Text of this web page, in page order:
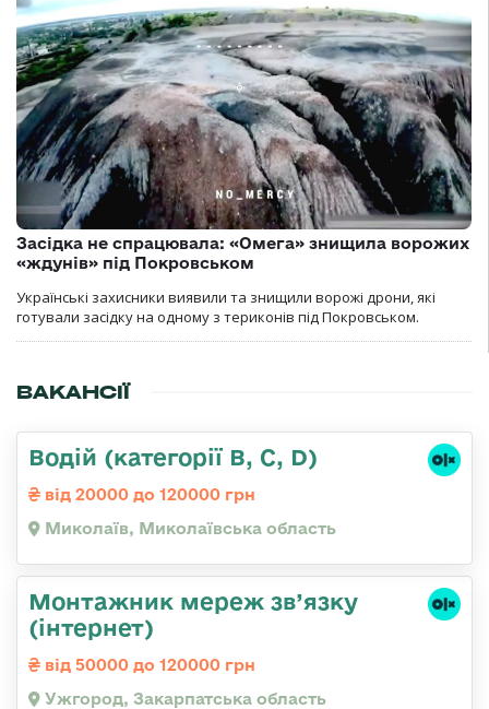
Засідка не спрацювала: «Омега» знищила ворожих
«ждунів» під Покровськом
Українські захисники виявили та знищили ворожі дрони, які
готували засідку на одному з териконів під Покровськом.
ВАКАНСІЇ
Водій (категорії B, C, D)
від 20000 до 120000 грн
Миколаїв, Миколаївська область
Монтажник мереж зв’язку
(інтернет)
від 50000 до 120000 грн
Ужгород, Закарпатська область